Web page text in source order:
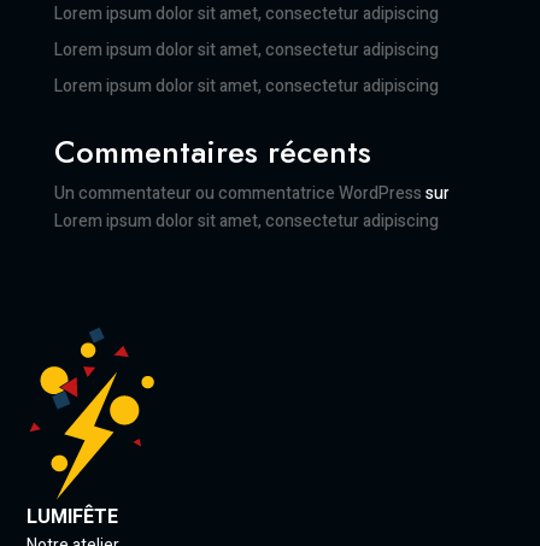
Lorem ipsum dolor sit amet, consectetur adipiscing
Lorem ipsum dolor sit amet, consectetur adipiscing
Lorem ipsum dolor sit amet, consectetur adipiscing
Commentaires récents
Un commentateur ou commentatrice WordPresssur
Lorem ipsum dolor sit amet, consectetur adipiscing
LUMIFÊTE